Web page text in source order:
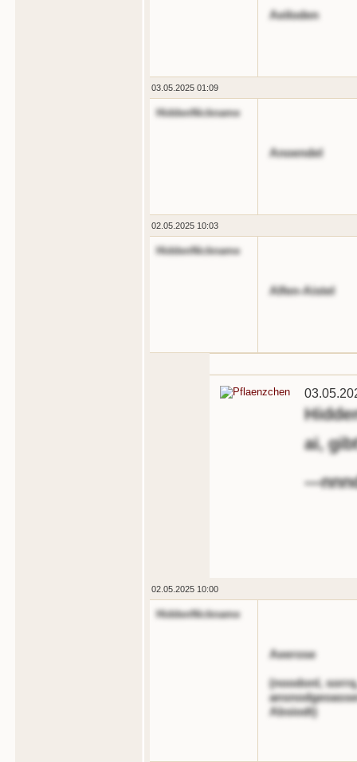
Aeiloden
03.05.2025 01:09
HiddenNickname
Anoendel
02.05.2025 10:03
HiddenNickname
Alfen-Aistel
ai,
---
02.05.2025 10:00
HiddenNickname
Aeerose
(noodonl,
Absiodt)